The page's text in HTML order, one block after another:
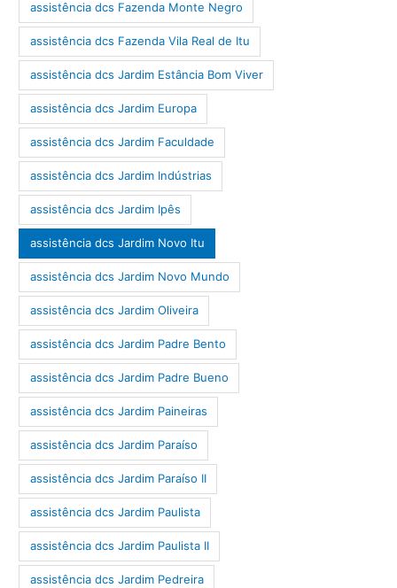
assistência dcs Fazenda Monte Negro
assistência dcs Fazenda Vila Real de Itu
assistência dcs Jardim Estância Bom Viver
assistência dcs Jardim Europa
assistência dcs Jardim Faculdade
assistência dcs Jardim Indústrias
assistência dcs Jardim Ipês
assistência dcs Jardim Novo Itu
assistência dcs Jardim Novo Mundo
assistência dcs Jardim Oliveira
assistência dcs Jardim Padre Bento
assistência dcs Jardim Padre Bueno
assistência dcs Jardim Paineiras
assistência dcs Jardim Paraíso
assistência dcs Jardim Paraíso II
assistência dcs Jardim Paulista
assistência dcs Jardim Paulista II
assistência dcs Jardim Pedreira